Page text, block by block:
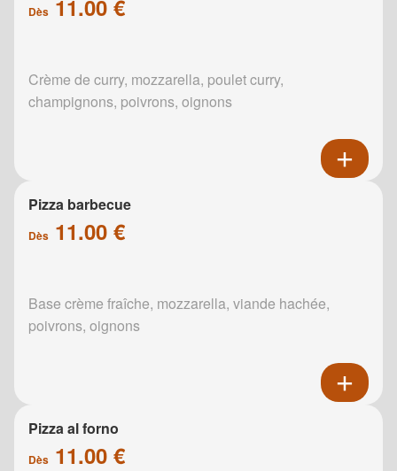
Dès 11.00 €
Crème de curry, mozzarella, poulet curry,
champignons, poivrons, oignons
Pizza barbecue
Dès 11.00 €
Base crème fraîche, mozzarella, viande hachée,
poivrons, oignons
Pizza al forno
Dès 11.00 €